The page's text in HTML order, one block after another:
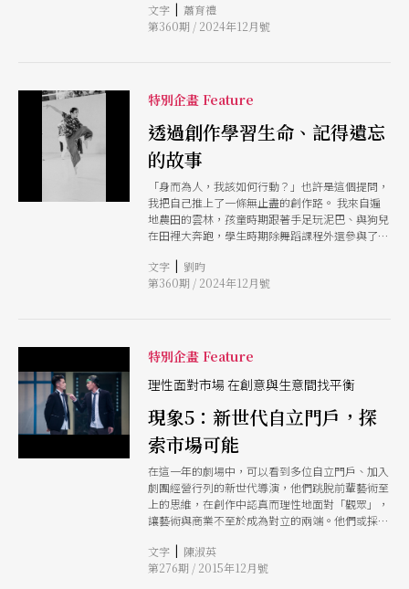
的課程之外幾乎是靠學生自主去接觸以及籌辦活動
使「藝術」發生。這裡的「藝術」對於現在的我會
彼此交流後創造出或許現在來看有那麼點「粗糙」
且真誠的作品。正因什麼都在摸索、也不知道該去
到哪，而慢慢捏出對於「藝術」的理解與認識。而
那些不可被抹滅的痕跡，有時是期望自己能被看
到，但有時出現那種連創作者也不知道為什麼但就
藝術大學念研究所時我所理解到的「藝術」又是另
一個面向：更集體、系統性的「藝術」、不同媒材
所展開出的「生態系」以及所謂「藝術」與「藝術
家」的生產過程。如果說大學時期像是海綿一樣到
處吸收，那研究所就像蒸餾槽，每次每次的蒸餾如
同對自己不斷的提問：在有限的時空、物質與精神
下究竟什麼才是自己想做的？又有什麼是只有自己
境，與其他人一起玩、一起嘗試各種可能性，也在
文字 | 蕭育禮
第360期 / 2024年12月號
特別企畫 Feature
透過創作學習生命、記得遺忘
的故事
「身而為人，我該如何行動？」也許是這個提問，
我把自己推上了一條無止盡的創作路。 我來自遍
地農田的雲林，孩童時期跟著手足玩泥巴、與狗兒
在田裡大奔跑，學生時期除舞蹈課程外還參與了競
我從小就熱愛大自然，也啟發了我對身體的想像與
思考。 人類如何學會說話的？ 7年前的10月，18歲
地無法開口說話，我只剩下身體，只能用身體去揣
測大家在說什麼、理解導演Wim Vandekeybus希
望什麼。我當時就像是一隻把全身感知打開探測的
工作經驗，讓我更感受到身上流著的血液、性格與
作， 我不斷問自己是誰，從哪裡來？ 2023年10
月，我和劉俊德在《嶼空對練》階段性的實踐，於
牯嶺街2樓非典型劇場空間創作暨獨舞演出。作品
中，我以一塊木箱為界線，在木箱上揣摩有形與無
形之間的每一個變化，以自幼習武所學的內家拳法
切入，透過鑽拳，一層層鑽出空間裡的縫隙，拳法
是順應著地形而生，帶有思考的拳法，潛在的節
奏，內在的勁像是在荒野中等待動物閃現，又像是
《逝去的武林》李仲軒所言，腳下的細膩，要像在
文字 | 劉昀
第360期 / 2024年12月號
特別企畫 Feature
理性面對市場 在創意與生意間找平衡
現象5：新世代自立門戶，探
索市場可能
在這一年的劇場中，可以看到多位自立門戶、加入
劇團經營行列的新世代導演，他們跳脫前輩藝術至
上的思維，在創作中認真而理性地面對「觀眾」，
讓藝術與商業不至於成為對立的兩端。他們或採取
性，甚至切入次文化議題，找到劇場的新族群而亮
眼的票房成績，也讓他們有了生存下去的能量與可
文字 | 陳淑英
第276期 / 2015年12月號